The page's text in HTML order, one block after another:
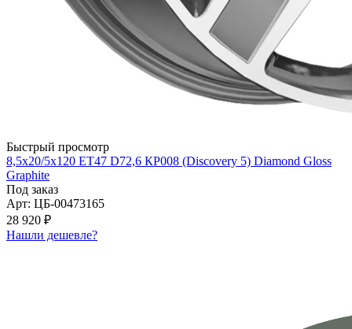
Быстрый просмотр
8,5x20/5x120 ET47 D72,6 КР008 (Discovery 5) Diamond Gloss
Graphite
Под заказ
Арт: ЦБ-00473165
28 920 ₽
Нашли дешевле?